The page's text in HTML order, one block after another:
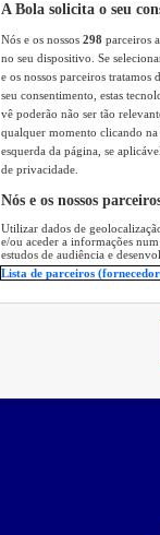
A Bola solicita o seu
Nós e os nossos 298 parceiros
no seu dispositivo. Se
e os nossos parceiros
seu consentimento, estas
vê poderão não ser tão
qualquer momento clicando
esquerda da página, se
de privacidade.
Nós e os nossos
Utilizar dados de
e/ou aceder a informações
estudos de audiência e
Lista de parceiros